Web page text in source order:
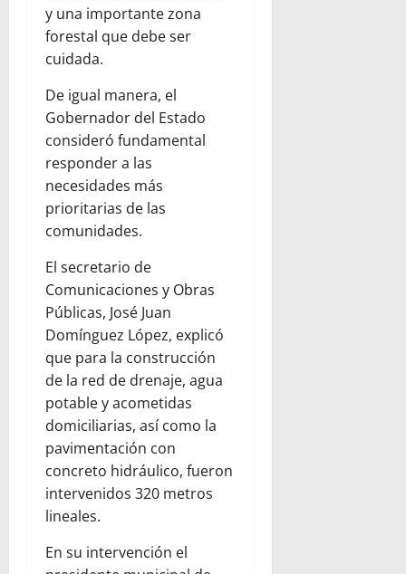
y una importante zona
forestal que debe ser
cuidada.
De igual manera, el
Gobernador del Estado
consideró fundamental
responder a las
necesidades más
prioritarias de las
comunidades.
El secretario de
Comunicaciones y Obras
Públicas, José Juan
Domínguez López, explicó
que para la construcción
de la red de drenaje, agua
potable y acometidas
domiciliarias, así como la
pavimentación con
concreto hidráulico, fueron
intervenidos 320 metros
lineales.
En su intervención el